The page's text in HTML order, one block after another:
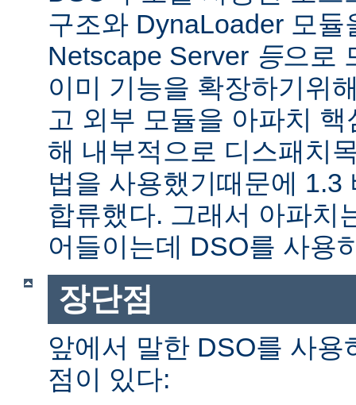
구조와 DynaLoader 모듈
Netscape Server 등으로
이미 기능을 확장하기위
고 외부 모듈을 아파치
해 내부적으로 디스패치
법을 사용했기때문에 1.3
합류했다. 그래서 아파치
어들이는데 DSO를 사용
장단점
앞에서 말한 DSO를 사
점이 있다: